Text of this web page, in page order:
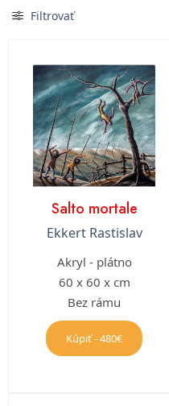
Filtrovať
Salto mortale
Ekkert Rastislav
Akryl - plátno
60 x 60 x cm
Bez rámu
Kúpiť - 480€